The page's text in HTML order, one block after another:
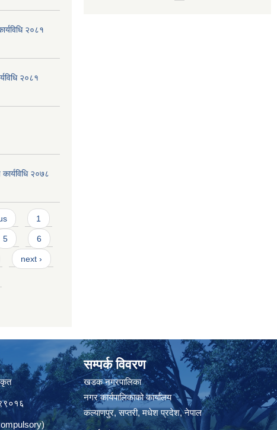
२०८१
२०८१
२०७८
1
5 6
next ›
सम्पर्क विवरण
खडक नगरपालिका
नगर कार्यपालिकाको कार्यालय
कल्याणपुर, सप्तरी, मधेश प्रदेश, नेपाल